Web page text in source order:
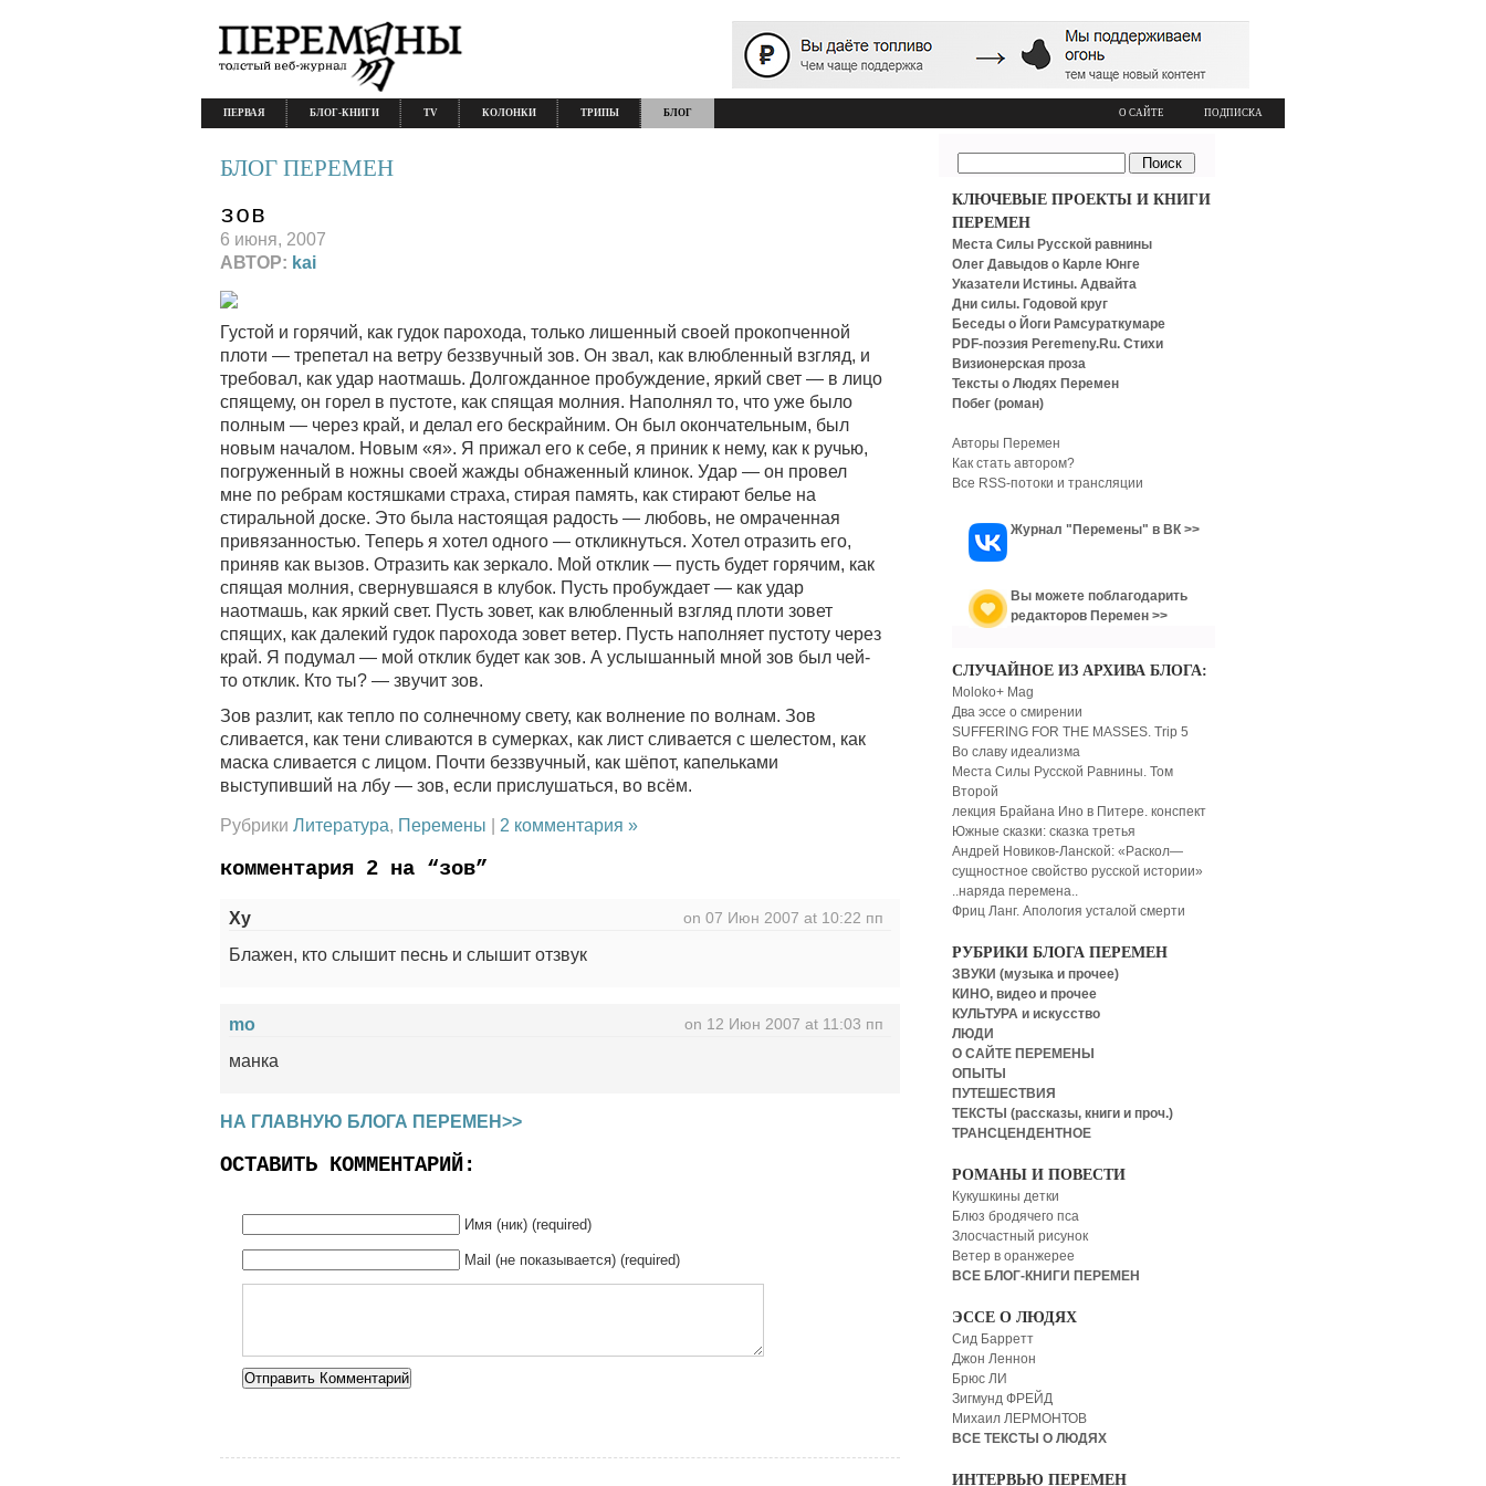
О САЙТЕ ПОДПИСКА
ПЕРВАЯ БЛОГ-КНИГИ TV КОЛОНКИ ТРИПЫ БЛОГ
БЛОГ ПЕРЕМЕН
зов
6 июня, 2007
АВТОР: kai
Густой и горячий, как гудок парохода, только лишенный своей прокопченной
плоти — трепетал на ветру беззвучный зов. Он звал, как влюбленный взгляд, и
требовал, как удар наотмашь. Долгожданное пробуждение, яркий свет — в лицо
спящему, он горел в пустоте, как спящая молния. Наполнял то, что уже было
полным — через край, и делал его бескрайним. Он был окончательным, был
новым началом. Новым «я». Я прижал его к себе, я приник к нему, как к ручью,
погруженный в ножны своей жажды обнаженный клинок. Удар — он провел
мне по ребрам костяшками страха, стирая память, как стирают белье на
стиральной доске. Это была настоящая радость — любовь, не омраченная
привязанностью. Теперь я хотел одного — откликнуться. Хотел отразить его,
приняв как вызов. Отразить как зеркало. Мой отклик — пусть будет горячим, как
спящая молния, свернувшаяся в клубок. Пусть пробуждает — как удар
наотмашь, как яркий свет. Пусть зовет, как влюбленный взгляд плоти зовет
спящих, как далекий гудок парохода зовет ветер. Пусть наполняет пустоту через
край. Я подумал — мой отклик будет как зов. А услышанный мной зов был чей-
то отклик. Кто ты? — звучит зов.
Зов разлит, как тепло по солнечному свету, как волнение по волнам. Зов
сливается, как тени сливаются в сумерках, как лист сливается с шелестом, как
маска сливается с лицом. Почти беззвучный, как шёпот, капельками
выступивший на лбу — зов, если прислушаться, во всём.
Рубрики Литература, Перемены 2 комментария »
комментария 2 на “зов”
on 07 Июн 2007 at 10:22 пп
Ху
Блажен, кто слышит песнь и слышит отзвук
on 12 Июн 2007 at 11:03 пп
mo
манка
НА ГЛАВНУЮ БЛОГА ПЕРЕМЕН>>
ОСТАВИТЬ КОММЕНТАРИЙ:
Имя (ник) (required)
Mail (не показывается) (required)
КЛЮЧЕВЫЕ ПРОЕКТЫ И КНИГИ
ПЕРЕМЕН
Места Силы Русской равнины
Олег Давыдов о Карле Юнге
Указатели Истины. Адвайта
Дни силы. Годовой круг
Беседы о Йоги Рамсураткумаре
PDF-поэзия Peremeny.Ru. Стихи
Визионерская проза
Тексты о Людях Перемен
Побег (роман)
Авторы Перемен
Как стать автором?
Все RSS-потоки и трансляции
Журнал "Перемены" в ВК >>
Вы можете поблагодарить
редакторов Перемен >>
СЛУЧАЙНОЕ ИЗ АРХИВА БЛОГА:
Moloko+ Mag
Два эссе о смирении
SUFFERING FOR THE MASSES. Trip 5
Во славу идеализма
Места Силы Русской Равнины. Том
Второй
лекция Брайана Ино в Питере. конспект
Южные сказки: сказка третья
Андрей Новиков-Ланской: «Раскол—
сущностное свойство русской истории»
..наряда перемена..
Фриц Ланг. Апология усталой смерти
РУБРИКИ БЛОГА ПЕРЕМЕН
ЗВУКИ (музыка и прочее)
КИНО, видео и прочее
КУЛЬТУРА и искусство
ЛЮДИ
О САЙТЕ ПЕРЕМЕНЫ
ОПЫТЫ
ПУТЕШЕСТВИЯ
ТЕКСТЫ (рассказы, книги и проч.)
ТРАНСЦЕНДЕНТНОЕ
РОМАНЫ И ПОВЕСТИ
Кукушкины детки
Блюз бродячего пса
Злосчастный рисунок
Ветер в оранжерее
ВСЕ БЛОГ-КНИГИ ПЕРЕМЕН
ЭССЕ О ЛЮДЯХ
Сид Барретт
Джон Леннон
Брюс ЛИ
Зигмунд ФРЕЙД
Михаил ЛЕРМОНТОВ
ВСЕ ТЕКСТЫ О ЛЮДЯХ
ИНТЕРВЬЮ ПЕРЕМЕН